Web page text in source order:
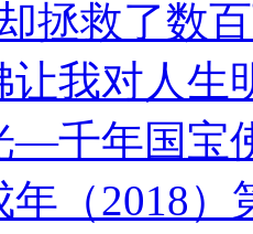
拯救了数
让我对人生
—千年国宝
年（2018